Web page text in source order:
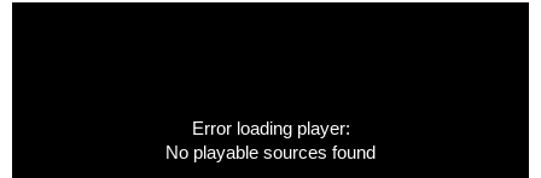
Error loading player:
No playable sources found